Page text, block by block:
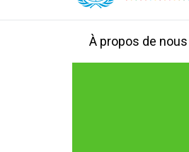
À propos de nous